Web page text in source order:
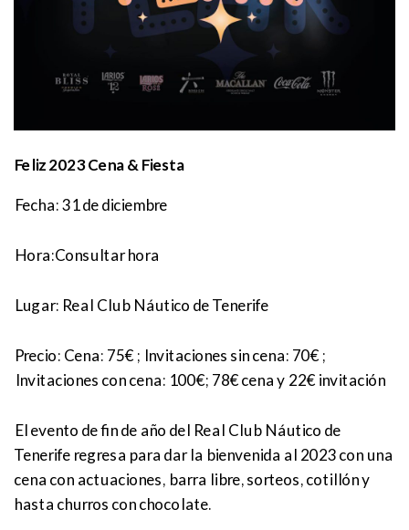
Feliz 2023 Cena & Fiesta
Fecha: 31 de diciembre
Hora:Consultar hora
Lugar: Real Club Náutico de Tenerife
Precio: Cena: 75€ ; Invitaciones sin cena: 70€ ;
Invitaciones con cena: 100€; 78€ cena y 22€ invitación
El evento de fin de año del Real Club Náutico de
Tenerife regresa para dar la bienvenida al 2023 con una
cena con actuaciones, barra libre, sorteos, cotillón y
hasta churros con chocolate.